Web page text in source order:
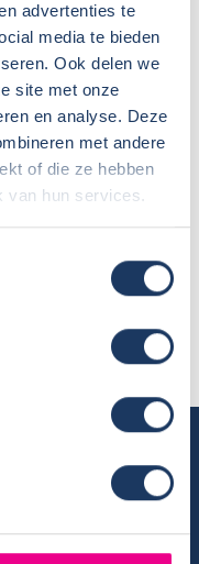
advertenties te
media te bieden
Ook delen we
site met onze
en analyse. Deze
met andere
of die ze hebben
van hun services.